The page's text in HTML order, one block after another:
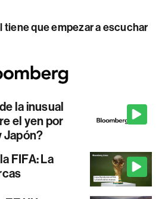
tiene que empezar a escuchar
la inusual
el yen por
Japón?
FIFA: La